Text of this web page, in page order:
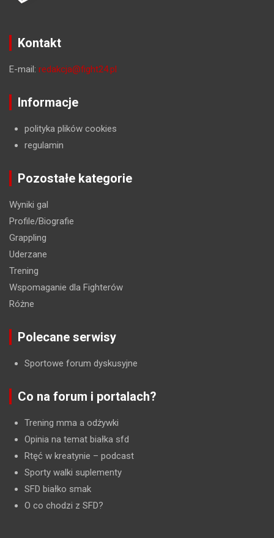
Kontakt
E-mail: redakcja@fight24.pl
Informacje
polityka plików cookies
regulamin
Pozostałe kategorie
Wyniki gal
Profile/Biografie
Grappling
Uderzane
Trening
Wspomaganie dla Fighterów
Różne
Polecane serwisy
Sportowe forum dyskusyjne
Co na forum i portalach?
Trening mma a odżywki
Opinia na temat białka sfd
Rtęć w kreatynie – podcast
Sporty walki suplementy
SFD białko smak
O co chodzi z SFD?